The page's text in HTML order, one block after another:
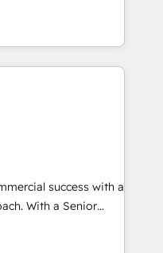
your teams
that generate
offer a
Services include
enablement, CRM
Enterprise level
Support Hub,
strategy,
CMS,
driven design
Global B2B
Services, IT and
success with a
With a Senior
in HubSpot,
SaaS, Business